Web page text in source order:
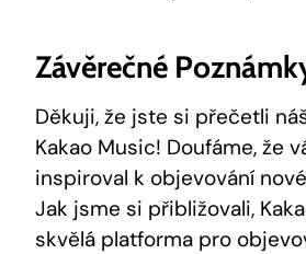
Závěrečné
Děkuji, že jste si přečetli
Kakao Music! Doufáme, že
inspiroval k objevování
Jak jsme si přibližovali,
skvělá platforma​ pro